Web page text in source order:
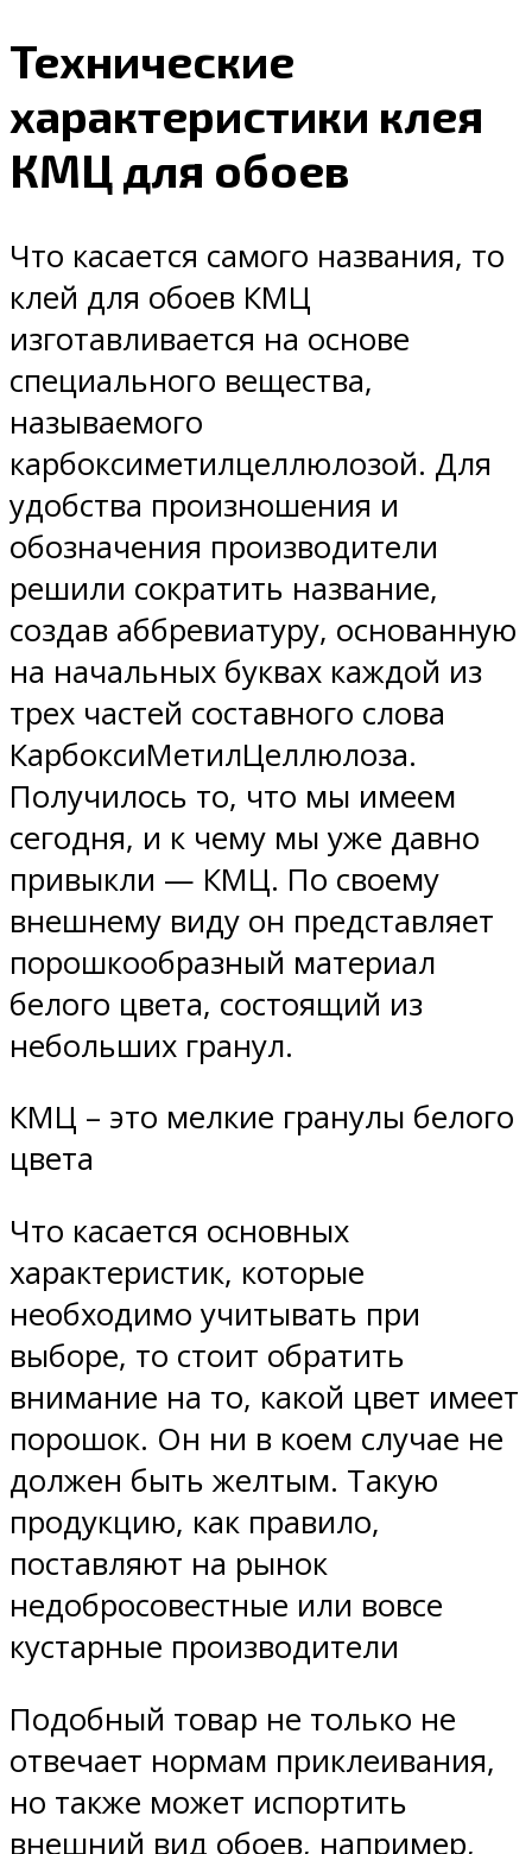
Технические
характеристики клея
КМЦ для обоев
Что касается самого названия, то
клей для обоев КМЦ
изготавливается на основе
специального вещества,
называемого
карбоксиметилцеллюлозой. Для
удобства произношения и
обозначения производители
решили сократить название,
создав аббревиатуру, основанную
на начальных буквах каждой из
трех частей составного слова
КарбоксиМетилЦеллюлоза.
Получилось то, что мы имеем
сегодня, и к чему мы уже давно
привыкли — КМЦ. По своему
внешнему виду он представляет
порошкообразный материал
белого цвета, состоящий из
небольших гранул.
КМЦ – это мелкие гранулы белого
цвета
Что касается основных
характеристик, которые
необходимо учитывать при
выборе, то стоит обратить
внимание на то, какой цвет имеет
порошок. Он ни в коем случае не
должен быть желтым. Такую
продукцию, как правило,
поставляют на рынок
недобросовестные или вовсе
кустарные производители
Подобный товар не только не
отвечает нормам приклеивания,
но также может испортить
внешний вид обоев, например,